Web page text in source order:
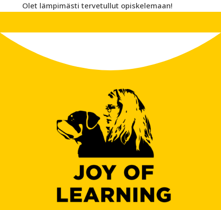
Olet lämpimästi tervetullut opiskelemaan!